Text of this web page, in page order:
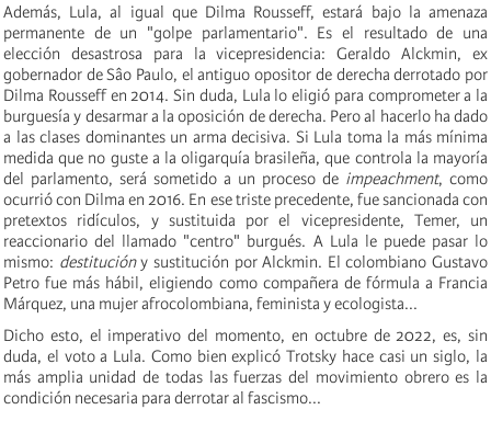
Además, Lula, al igual que Dilma Rousseff, estará bajo la amenaza
permanente de un "golpe parlamentario". Es el resultado de una
elección desastrosa para la vicepresidencia: Geraldo Alckmin, ex
gobernador de Sâo Paulo, el antiguo opositor de derecha derrotado por
Dilma Rousseff en 2014. Sin duda, Lula lo eligió para comprometer a la
burguesía y desarmar a la oposición de derecha. Pero al hacerlo ha dado
a las clases dominantes un arma decisiva. Si Lula toma la más mínima
medida que no guste a la oligarquía brasileña, que controla la mayoría
del parlamento, será sometido a un proceso de impeachment, como
ocurrió con Dilma en 2016. En ese triste precedente, fue sancionada con
pretextos ridículos, y sustituida por el vicepresidente, Temer, un
reaccionario del llamado "centro" burgués. A Lula le puede pasar lo
mismo: destitucióny sustitución por Alckmin. El colombiano Gustavo
Petro fue más hábil, eligiendo como compañera de fórmula a Francia
Márquez, una mujer afrocolombiana, feminista y ecologista...
Dicho esto, el imperativo del momento, en octubre de 2022, es, sin
duda, el voto a Lula. Como bien explicó Trotsky hace casi un siglo, la
más amplia unidad de todas las fuerzas del movimiento obrero es la
condición necesaria para derrotar al fascismo...